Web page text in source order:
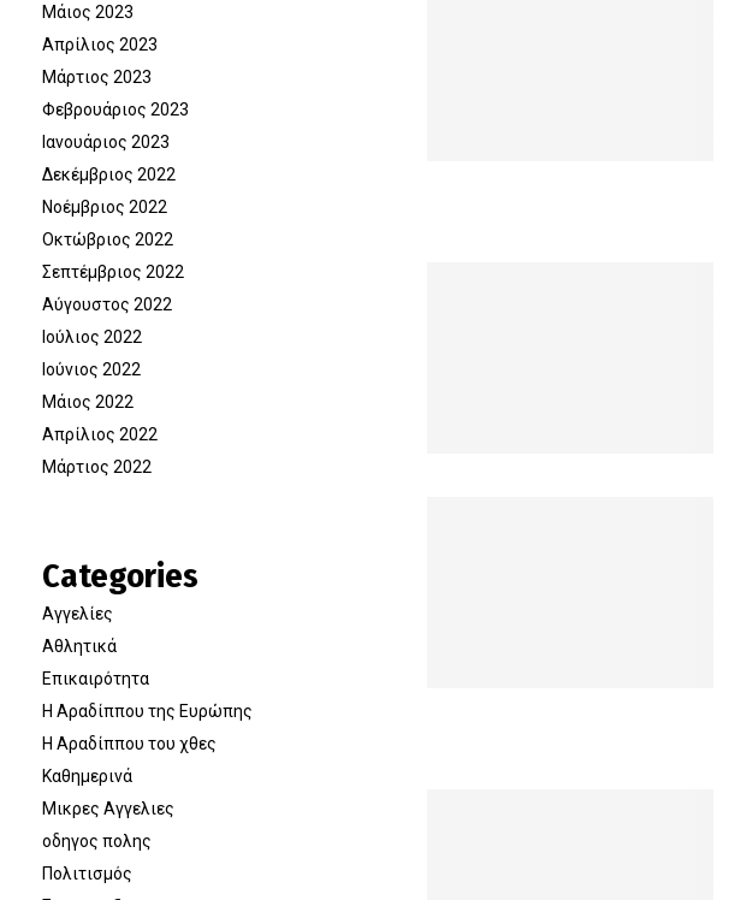
Μάιος 2023
Απρίλιος 2023
Μάρτιος 2023
Φεβρουάριος 2023
Ιανουάριος 2023
Δεκέμβριος 2022
Νοέμβριος 2022
Οκτώβριος 2022
Σεπτέμβριος 2022
Αύγουστος 2022
Ιούλιος 2022
Ιούνιος 2022
Μάιος 2022
Απρίλιος 2022
Μάρτιος 2022
Categories
Αγγελίες
Αθλητικά
Επικαιρότητα
Η Αραδίππου της Ευρώπης
Η Αραδίππου του χθες
Καθημερινά
Μικρες Αγγελιες
οδηγος πολης
Πολιτισμός